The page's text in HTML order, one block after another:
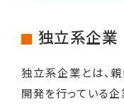
独立系企業
独立系企業とは、
開発を行っている